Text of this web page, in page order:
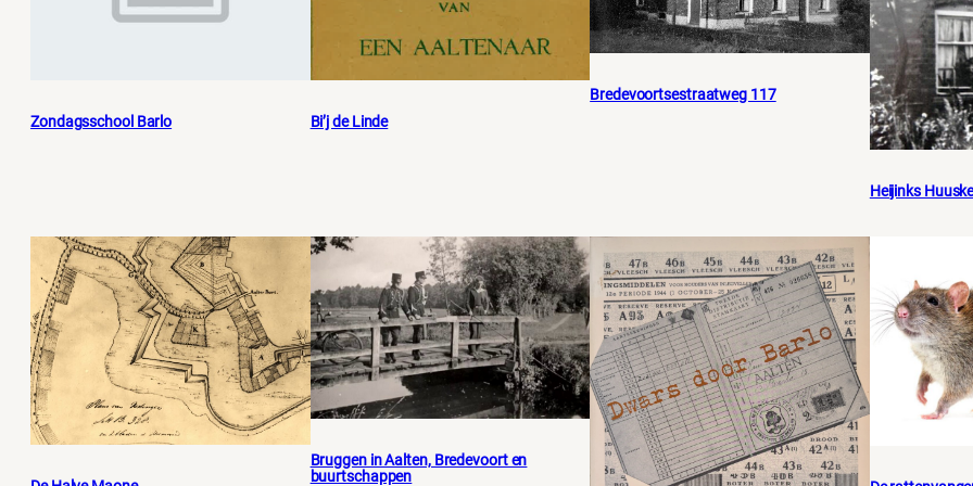
Zondagsschool Barlo Bi’j de Linde
Bredevoortsestraatweg 117
Heijinks
Bruggen in Aalten, Bredevoort en
buurtschappen